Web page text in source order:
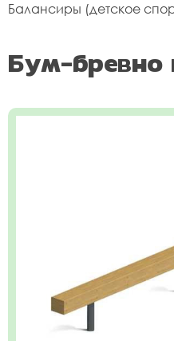
Балансиры (детское
Бум-бревно